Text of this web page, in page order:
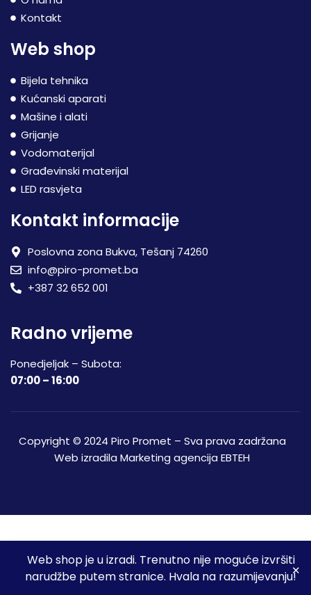
Web shop je u izradi. Trenutno nije moguće izvršiti
narudžbe putem stranice. Hvala na razumijevanju!
Kontakt
Web shop
Bijela tehnika
Kućanski aparati
Mašine i alati
Grijanje
Vodomaterijal
Građevinski materijal
LED rasvjeta
Kontakt informacije
Poslovna zona Bukva, Tešanj 74260
info@piro-promet.ba
+387 32 652 001
Radno vrijeme
Ponedjeljak – Subota:
07:00 – 16:00
Copyright © 2024 Piro Promet – Sva prava zadržana
Web izradila Marketing agencija EBTEH
Moj račun